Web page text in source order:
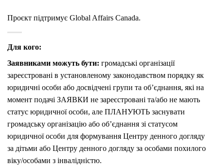
Проєкт підтримує Global Affairs Canada.
Для кого:
Заявниками можуть бути: громадські організації
зареєстровані в установленому законодавством порядку як
юридичні особи або досвідчені групи та об’єднання, які на
момент подачі ЗАЯВКИ не зареєстровані та/або не мають
статус юридичної особи, але ПЛАНУЮТЬ заснувати
громадську організацію або об’єднання зі статусом
юридичної особи для формування Центру денного догляду
за дітьми або Центру денного догляду за особами похилого
віку/особами з інвалідністю.